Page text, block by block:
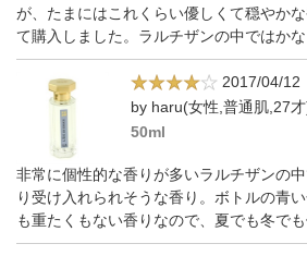
が、たまにはこれくらい優しくて穏やか
て購入しました。ラルチザンの中ではかな
2017/04/12
by haru(女性,普通肌,27
50ml
非常に個性的な香りが多いラルチザンの
り受け入れられそうな香り。ボトルの青
も重たくもない香りなので、夏でも冬でも